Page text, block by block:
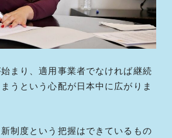
まり、適用事業者でなければ継続
うという心配が日本中に広がりま
制度という把握はできているもの